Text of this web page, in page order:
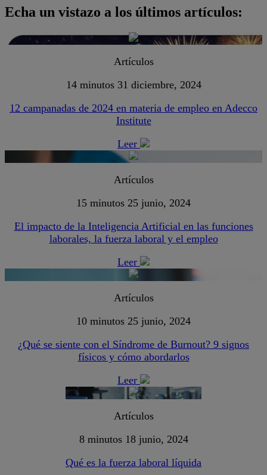
Echa un vistazo a los últimos artículos:
Artículos
14 minutos 31 diciembre, 2024
12 campanadas de 2024 en materia de empleo en Adecco
Institute
Leer
Artículos
15 minutos 25 junio, 2024
El impacto de la Inteligencia Artificial en las funciones
laborales, la fuerza laboral y el empleo
Leer
Artículos
10 minutos 25 junio, 2024
¿Qué se siente con el Síndrome de Burnout? 9 signos
físicos y cómo abordarlos
Leer
Artículos
8 minutos 18 junio, 2024
Qué es la fuerza laboral líquida